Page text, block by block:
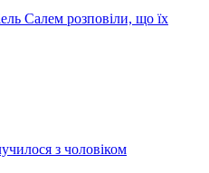
Салем розповіли, що їх
з чоловіком